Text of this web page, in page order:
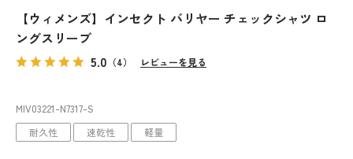
【ウィメンズ】インセクト バリヤー チェックシャツ ロ
ングスリーブ
5.0 （4） レビューを見る
MIV03221-N7317-S
耐久性 速乾性 軽量